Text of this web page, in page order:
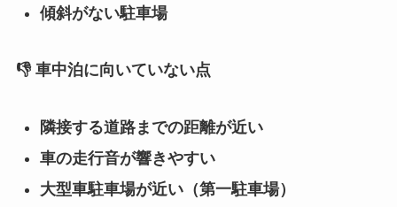
傾斜がない駐車場
👎 車中泊に向いていない点
隣接する道路までの距離が近い
車の走行音が響きやすい
大型車駐車場が近い（第一駐車場）